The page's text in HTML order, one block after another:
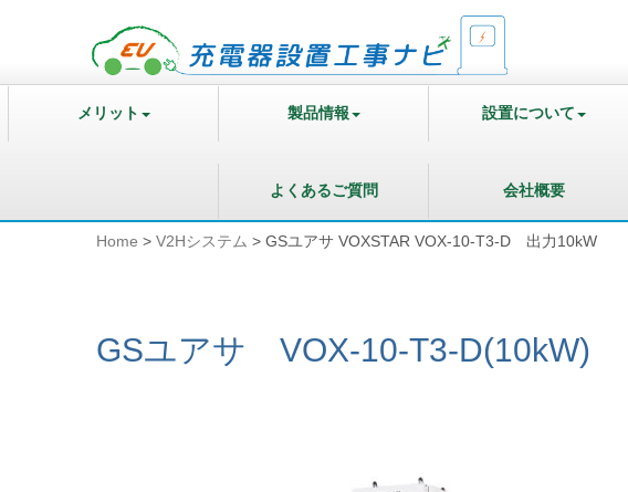
メリット 製品情報 設置について
よくあるご質問 会社概要
Home > V2Hシステム > GSユアサ VOXSTAR VOX-10-T3-D 出力10kW
GSユアサ VOX-10-T3-D(10kW)